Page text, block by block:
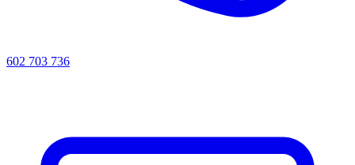
602 703 736